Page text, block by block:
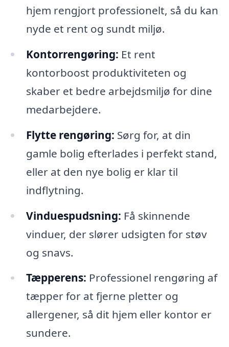
hjem rengjort professionelt, så du kan
nyde et rent og sundt miljø.
Kontorrengøring: Et rent
kontorboost produktiviteten og
skaber et bedre arbejdsmiljø for dine
medarbejdere.
Flytte rengøring: Sørg for, at din
gamle bolig efterlades i perfekt stand,
eller at den nye bolig er klar til
indflytning.
Vinduespudsning: Få skinnende
vinduer, der slører udsigten for støv
og snavs.
Tæpperens: Professionel rengøring af
tæpper for at fjerne pletter og
allergener, så dit hjem eller kontor er
sundere.